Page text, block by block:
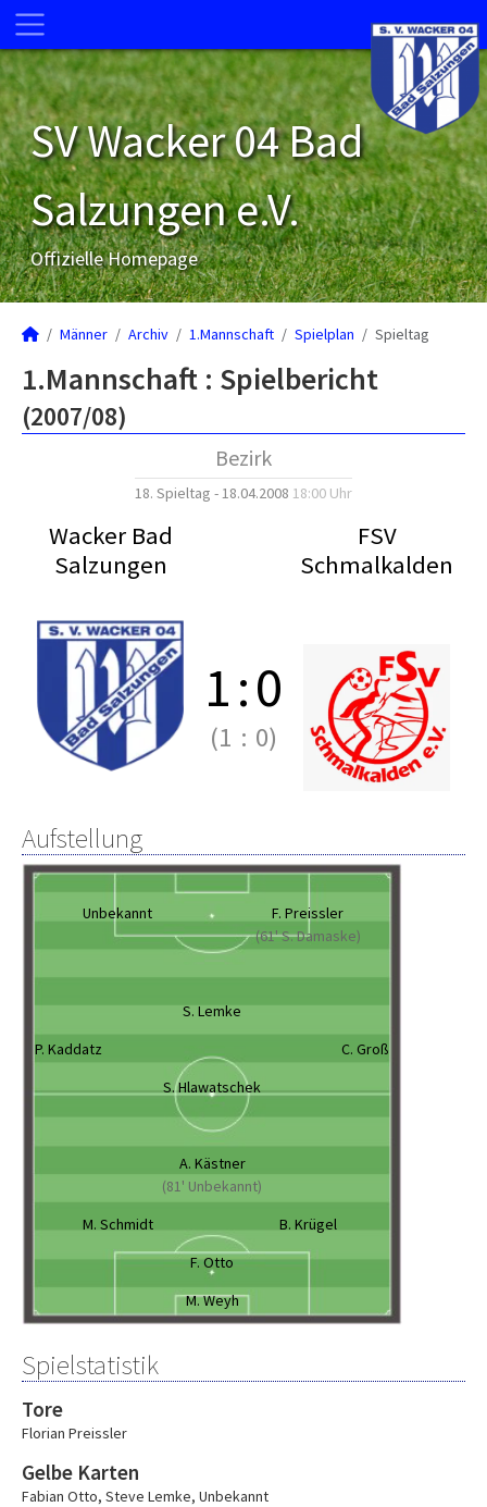
SV Wacker 04 Bad
Salzungen e.V.
Offizielle Homepage
Männer Archiv 1.Mannschaft Spielplan Spieltag
1.Mannschaft : Spielbericht
(2007/08)
Bezirk
18. Spieltag - 18.04.2008 18:00 Uhr
Wacker Bad
Salzungen
FSV
Schmalkalden
1:0
(1 : 0)
Aufstellung
Unbekannt
F. Preissler
(61' S. Damaske)
S. Lemke
P. Kaddatz
C. Groß
S. Hlawatschek
A. Kästner
(81' Unbekannt)
M. Schmidt
B. Krügel
F. Otto
M. Weyh
Spielstatistik
Tore
Florian Preissler
Gelbe Karten
Fabian Otto, Steve Lemke, Unbekannt